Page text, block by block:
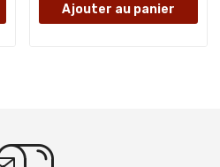
Ajouter au panier